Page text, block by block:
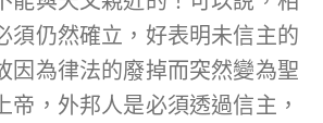
須仍然確立，好表明未信主的
因為律法的廢掉而突然變為聖
帝，外邦人是必須透過信主，